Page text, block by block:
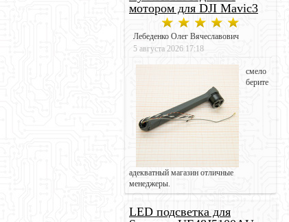
мотором для DJI Mavic3
Лебеденко Олег Вячеславович
5 августа 2026 17:18
смело
берите
адекватный магазин отличные
менеджеры.
LED подсветка для